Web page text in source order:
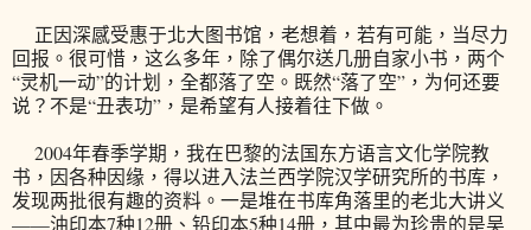
正因深感受惠于北大图书馆，老想着，若有可能，当尽力
回报。很可惜，这么多年，除了偶尔送几册自家小书，两个
“灵机一动”的计划，全都落了空。既然“落了空”，为何还要
说？不是“丑表功”，是希望有人接着往下做。
2004年春季学期，我在巴黎的法国东方语言文化学院教
书，因各种因缘，得以进入法兰西学院汉学研究所的书库，
发现两批很有趣的资料。一是堆在书库角落里的老北大讲义
——油印本7种12册、铅印本5种14册，其中最为珍贵的是吴